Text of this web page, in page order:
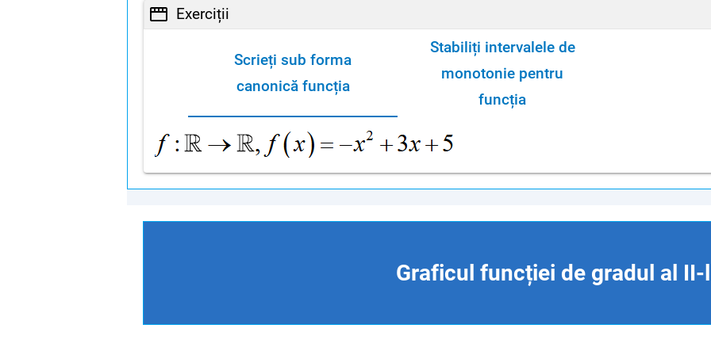
Exerciții
Scrieți sub forma
canonică funcția
Stabiliți intervalele de
monotonie pentru
funcția
Graficul funcției de gradul al II-